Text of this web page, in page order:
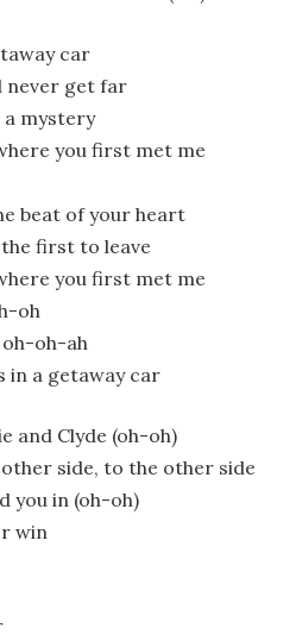
car
never get far
a mystery
you first met me
beat of your heart
the first to leave
you first met me
oh
oh-ah
in a getaway car
and Clyde (oh-oh)
side, to the other side
you in (oh-oh)
win